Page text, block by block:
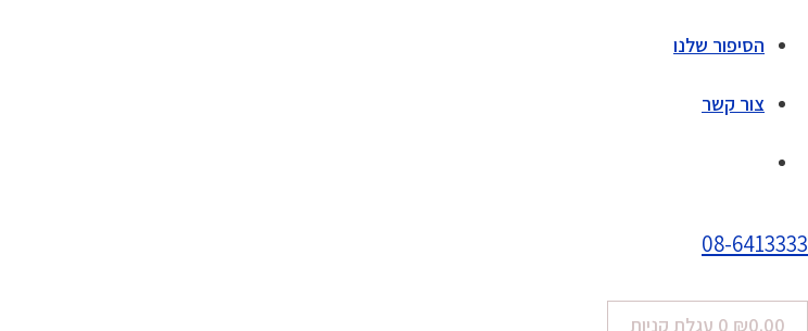
הסיפור שלנו
צור קשר
08-6413333
₪0.00
0 עגלת קניות